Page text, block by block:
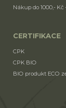
Nákup do 1000,- Kč
CERTIFIKACE
CPK
CPK BIO
BIO produkt ECO